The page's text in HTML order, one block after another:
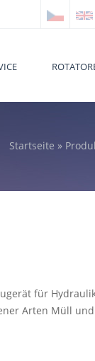
Startseite »
für
Arten Müll